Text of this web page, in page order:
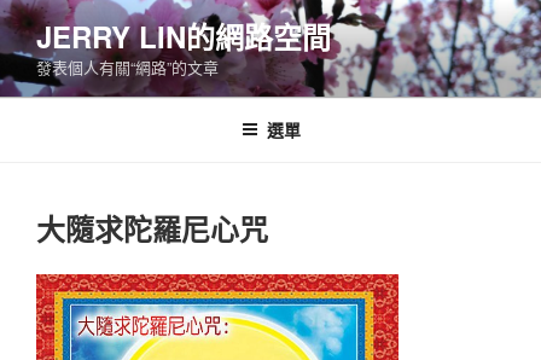
跳
至
主
要
JERRY LIN的網路空間
發表個人有關“網路”的文章
選單
大隨求陀羅尼心咒